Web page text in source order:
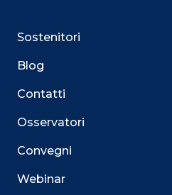
Sostenitori
Blog
Contatti
Osservatori
Convegni
Webinar